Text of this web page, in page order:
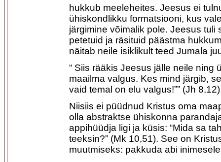
hukkub meeleheites. Jeesus ei
ühiskondlikku formatsiooni, kus
järgimine võimalik pole. Jeesus tuli
petetuid ja räsituid päästma
näitab neile isiklikult teed Jumala
“ Siis rääkis Jeesus jälle neile ning
maailma valgus. Kes mind järgib,
vaid temal on elu valgus!”” (Jh
Niisiis ei püüdnud Kristus oma
olla abstraktse ühiskonna
appihüüdja ligi ja küsis: “Mida sa
teeksin?” (Mk 10,51). See on
muutmiseks: pakkuda abi